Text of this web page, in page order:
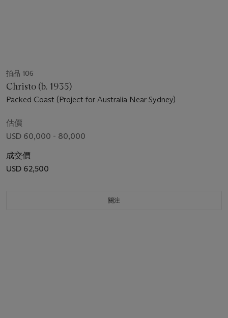
拍品 106
Christo (b. 1935)
Packed Coast (Project for Australia Near Sydney)
估價
USD 60,000 - 80,000
成交價
USD 62,500
關注